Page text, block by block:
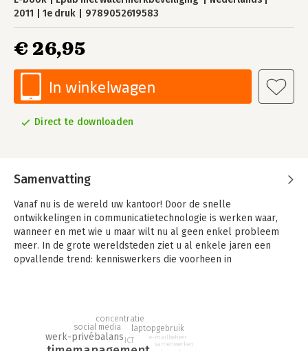
2011
1e druk 9789052619583
€ 26,95
In winkelwagen
Direct te downloaden
Samenvatting
Vanaf nu is de wereld uw kantoor! Door de snelle
ontwikkelingen in communicatietechnologie is werken waar,
wanneer en met wie u maar wilt nu al geen enkel probleem
meer. In de grote wereldsteden ziet u al enkele jaren een
opvallende trend: kenniswerkers die voorheen in
thuis. Deze kenniswerkers, die de wereld als hun kantoor
gebruiken, worden ook wel nomad workers genoemd. Nomad
staat symbool voor vrijheid, flexibiliteit en slimmer leven.
werk-privébalans
social media
concentratie
laptopgebruik
ICT
e-mailbeheer
samenwerken